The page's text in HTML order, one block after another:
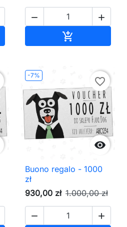
 

-7%

favorite_border
Buono regalo - 1000
zł
930,00 zł 1.000,00 zł
 